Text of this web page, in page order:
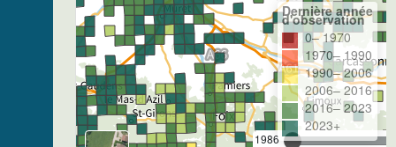
1986
Dernière année
d'observation
0– 1970
1970– 1990
1990– 2006
2006– 2016
2016– 2023
2023+